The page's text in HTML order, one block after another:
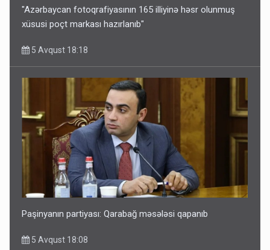
"Azərbaycan fotoqrafiyasının 165 illiyinə həsr olunmuş
xüsusi poçt markası hazırlanıb"
5 Avqust 18:18
Paşinyanın partiyası: Qarabağ məsələsi qapanıb
5 Avqust 18:08